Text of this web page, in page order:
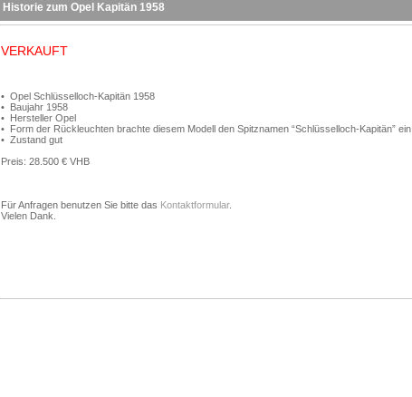
Historie zum Opel Kapitän 1958
VERKAUFT
• Opel Schlüsselloch-Kapitän 1958
• Baujahr 1958
• Hersteller Opel
• Form der Rückleuchten brachte diesem Modell den Spitznamen “Schlüsselloch-Kapitän” ein
• Zustand gut
Preis: 28.500 € VHB
Für Anfragen benutzen Sie bitte das Kontaktformular.
Vielen Dank.